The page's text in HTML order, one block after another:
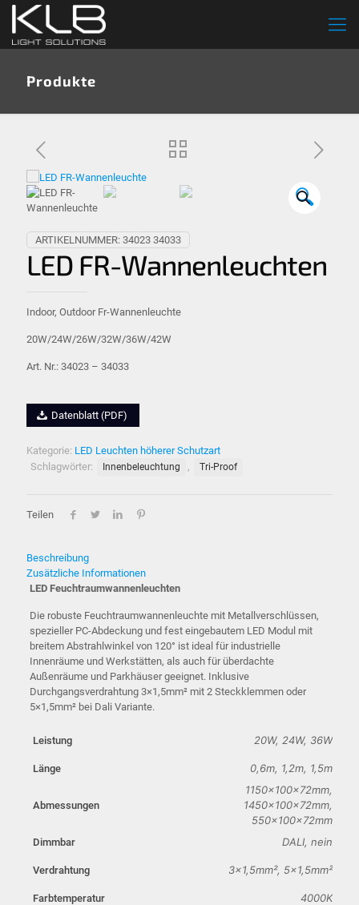
Produkte
🔍
ARTIKELNUMMER: 34023 34033
LED FR-Wannenleuchten
Indoor, Outdoor Fr-Wannenleuchte
20W/24W/26W/32W/36W/42W
Art. Nr.: 34023 – 34033
Datenblatt (PDF)
Kategorie: LED Leuchten höherer Schutzart
Schlagwörter:
Innenbeleuchtung , Tri-Proof
Teilen
Beschreibung
Zusätzliche Informationen
LED Feuchtraumwannenleuchten
Die robuste Feuchtraumwannenleuchte mit Metallverschlüssen,
spezieller PC-Abdeckung und fest eingebautem LED Modul mit
breitem Abstrahlwinkel von 120° ist ideal für industrielle
Innenräume und Werkstätten, als auch für überdachte
Außenräume und Parkhäuser geeignet. Inklusive
Durchgangsverdrahtung 3×1,5mm² mit 2 Steckklemmen oder
5×1,5mm² bei Dali Variante.
Leistung 20W, 24W, 36W
Länge 0,6m, 1,2m, 1,5m
Abmessungen
1150x100x72mm,
1450x100x72mm,
550x100x72mm
Dimmbar DALI, nein
Verdrahtung 3×1,5mm², 5×1,5mm²
Farbtemperatur 4000K